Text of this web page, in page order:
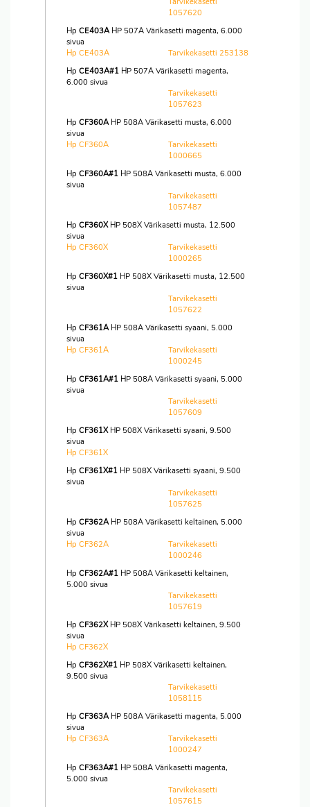
1057620
Hp CE403AHP 507A Värikasetti magenta, 6.000
sivua
Hp CE403A
Tarvikekasetti 253138
Hp CE403A#1 HP 507A Värikasetti magenta,
6.000 sivua
Tarvikekasetti
1057623
Hp CF360AHP 508A Värikasetti musta, 6.000
sivua
Hp CF360A
Tarvikekasetti
1000665
Hp CF360A#1 HP 508A Värikasetti musta, 6.000
sivua
Tarvikekasetti
1057487
Hp CF360XHP 508X Värikasetti musta, 12.500
sivua
Hp CF360X
Tarvikekasetti
1000265
Hp CF360X#1 HP 508X Värikasetti musta, 12.500
sivua
Tarvikekasetti
1057622
Hp CF361AHP 508A Värikasetti syaani, 5.000
sivua
Hp CF361A
Tarvikekasetti
1000245
Hp CF361A#1 HP 508A Värikasetti syaani, 5.000
sivua
Tarvikekasetti
1057609
Hp CF361XHP 508X Värikasetti syaani, 9.500
sivua
Hp CF361X
Hp CF361X#1 HP 508X Värikasetti syaani, 9.500
sivua
Tarvikekasetti
1057625
Hp CF362AHP 508A Värikasetti keltainen, 5.000
sivua
Hp CF362A
Tarvikekasetti
1000246
Hp CF362A#1 HP 508A Värikasetti keltainen,
5.000 sivua
Tarvikekasetti
1057619
Hp CF362XHP 508X Värikasetti keltainen, 9.500
sivua
Hp CF362X
Hp CF362X#1 HP 508X Värikasetti keltainen,
9.500 sivua
Tarvikekasetti
1058115
Hp CF363AHP 508A Värikasetti magenta, 5.000
sivua
Hp CF363A
Tarvikekasetti
1000247
Hp CF363A#1 HP 508A Värikasetti magenta,
5.000 sivua
Tarvikekasetti
1057615